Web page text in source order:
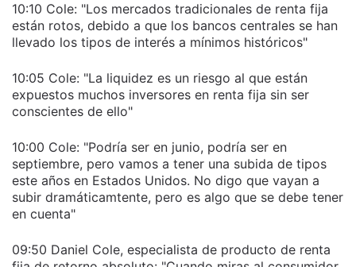
10:10 Cole: "Los mercados tradicionales de renta fija
están rotos, debido a que los bancos centrales se han
llevado los tipos de interés a mínimos históricos"
10:05 Cole: "La liquidez es un riesgo al que están
expuestos muchos inversores en renta fija sin ser
conscientes de ello"
10:00 Cole: "Podría ser en junio, podría ser en
septiembre, pero vamos a tener una subida de tipos
este años en Estados Unidos. No digo que vayan a
subir dramáticamtente, pero es algo que se debe tener
en cuenta"
09:50 Daniel Cole, especialista de producto de renta